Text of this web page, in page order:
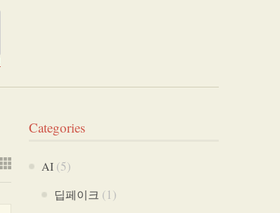
Categories
AI (5)
딥페이크 (1)